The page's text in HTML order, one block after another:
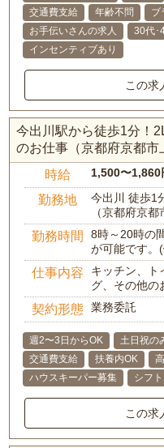
交通費支給
年齢不問 ブ
お手伝いさんの求人
30代･
インセンティブあり
この求
今出川駅から徒歩1分！
のお仕事（京都府京都市
時給 1,500〜1,860
勤務地
今出川 徒歩1
（京都府京都
勤務時間
8時～20時の
が可能です。
仕事内容
キッチン、ト
グ、その他の
契約形態 業務委託
週2〜3日からOK 土日祝の
交通費支給
扶養内OK
ハウスキーパー募集
シフ
この求